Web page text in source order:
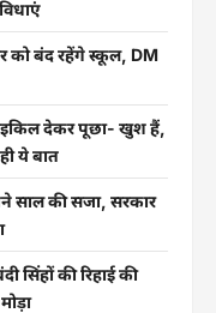
को बंद रहेंगे स्कूल, DM
देकर पूछा- खुश हैं,
ये बात
साल की सजा, सरकार
की रिहाई की